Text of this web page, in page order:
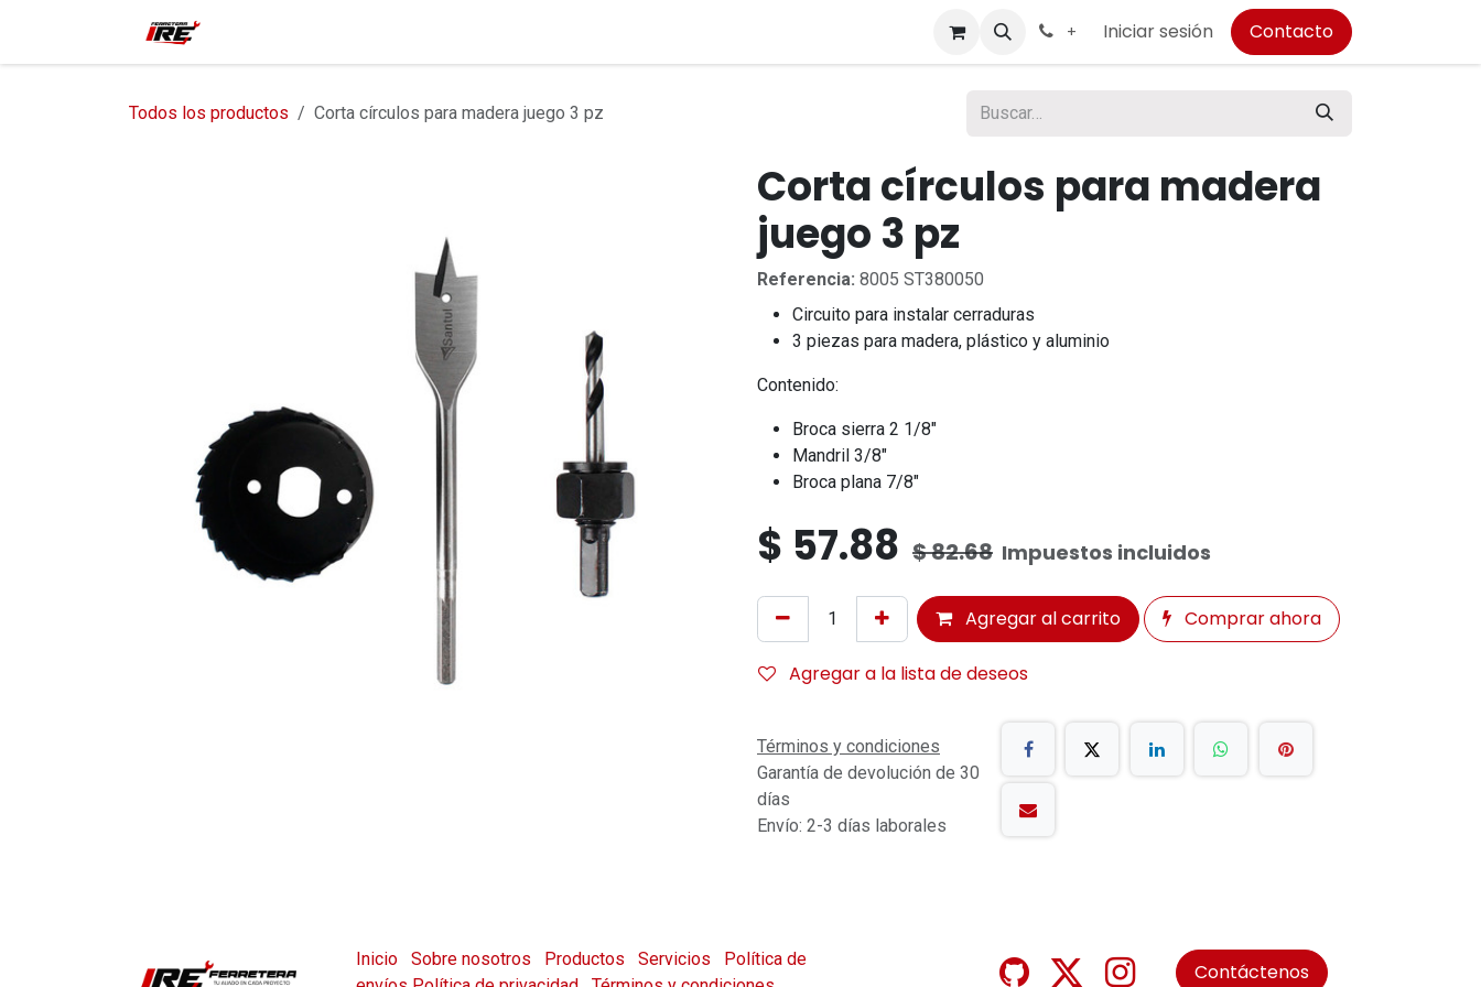
+ Iniciar sesión Contacto
Todos los productos Corta círculos para madera juego 3 pz
Corta círculos para madera
juego 3 pz
Referencia: 8005 ST380050
Circuito para instalar cerraduras
3 piezas para madera, plástico y aluminio
Contenido:
Broca sierra 2 1/8"
Mandril 3/8"
Broca plana 7/8"
$ 57.88 $82.68 Impuestos incluidos
Agregar al carrito Comprar ahora
Agregar a la lista de deseos
Términos y condiciones
Garantía de devolución de 30
días
Envío: 2-3 días laborales
Inicio Sobre nosotros Productos Servicios
Política de
Contáctenos